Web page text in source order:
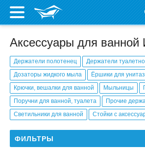
Аксессуары для ванной
Держатели полотенец
Держатели
Дозаторы жидкого мыла
Ёршики для
Крючки, вешалки для ванной
Мыльницы
Поручни для ванной, туалета
Прочие
Светильники для ванной
Стойки с
ФИЛЬТРЫ